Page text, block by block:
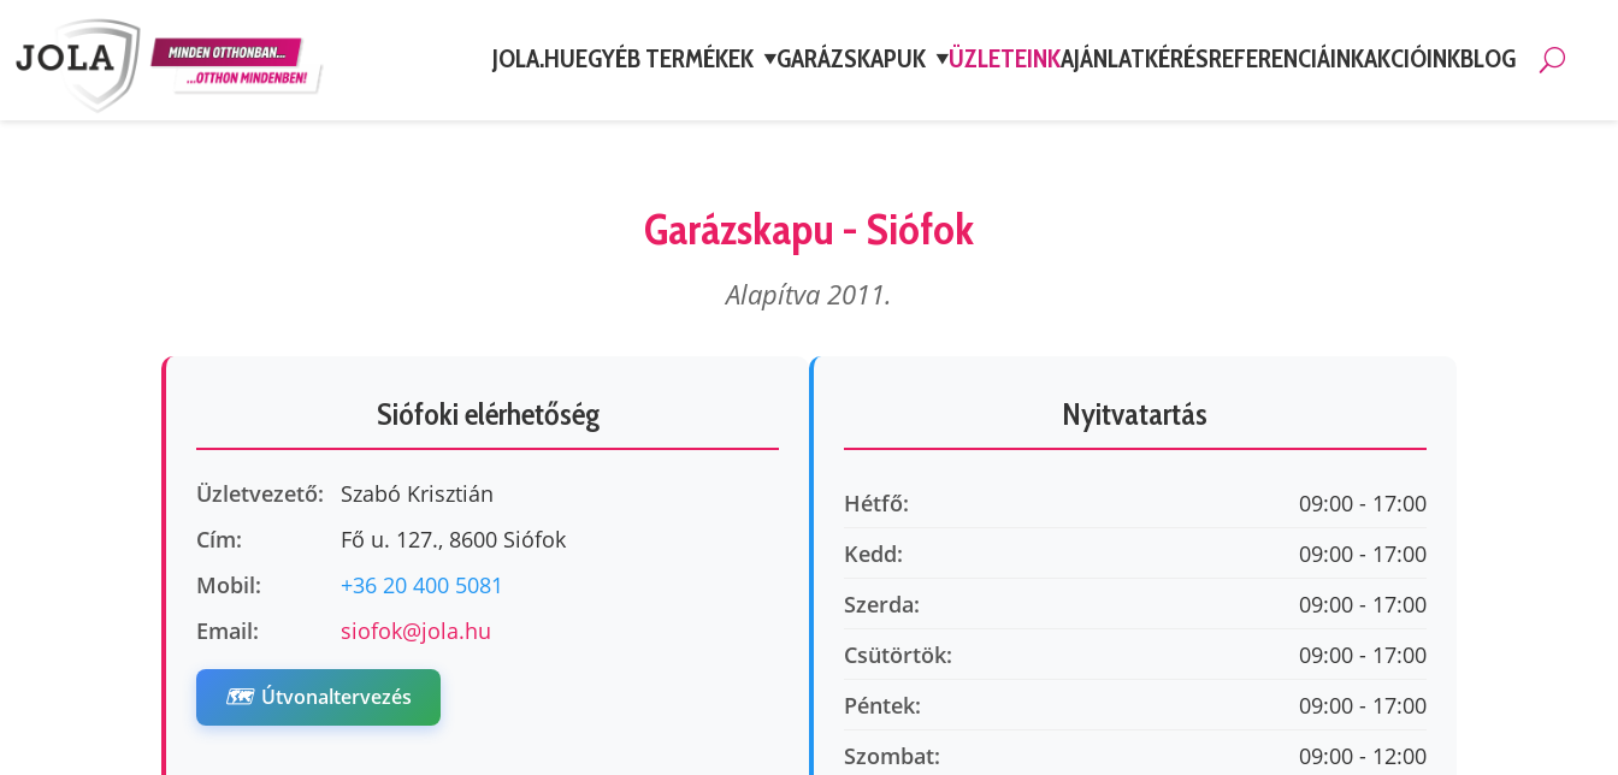
JOLA.HUEGYÉB TERMÉKEK ▼GARÁZSKAPUK ▼ÜZLETEINKAJÁNLATKÉRÉSREFERENCIÁINKAKCIÓINKBLOG
Garázskapu - Siófok
Alapítva 2011.
Siófoki elérhetőség
Üzletvezető:
Szabó Krisztián
Cím:
Fő u. 127., 8600 Siófok
Mobil:
+36 20 400 5081
Email:
siofok@jola.hu
🗺️ Útvonaltervezés
Nyitvatartás
Hétfő:
09:00 - 17:00
Kedd:
09:00 - 17:00
Szerda:
09:00 - 17:00
Csütörtök:
09:00 - 17:00
Péntek:
09:00 - 17:00
Szombat:
09:00 - 12:00